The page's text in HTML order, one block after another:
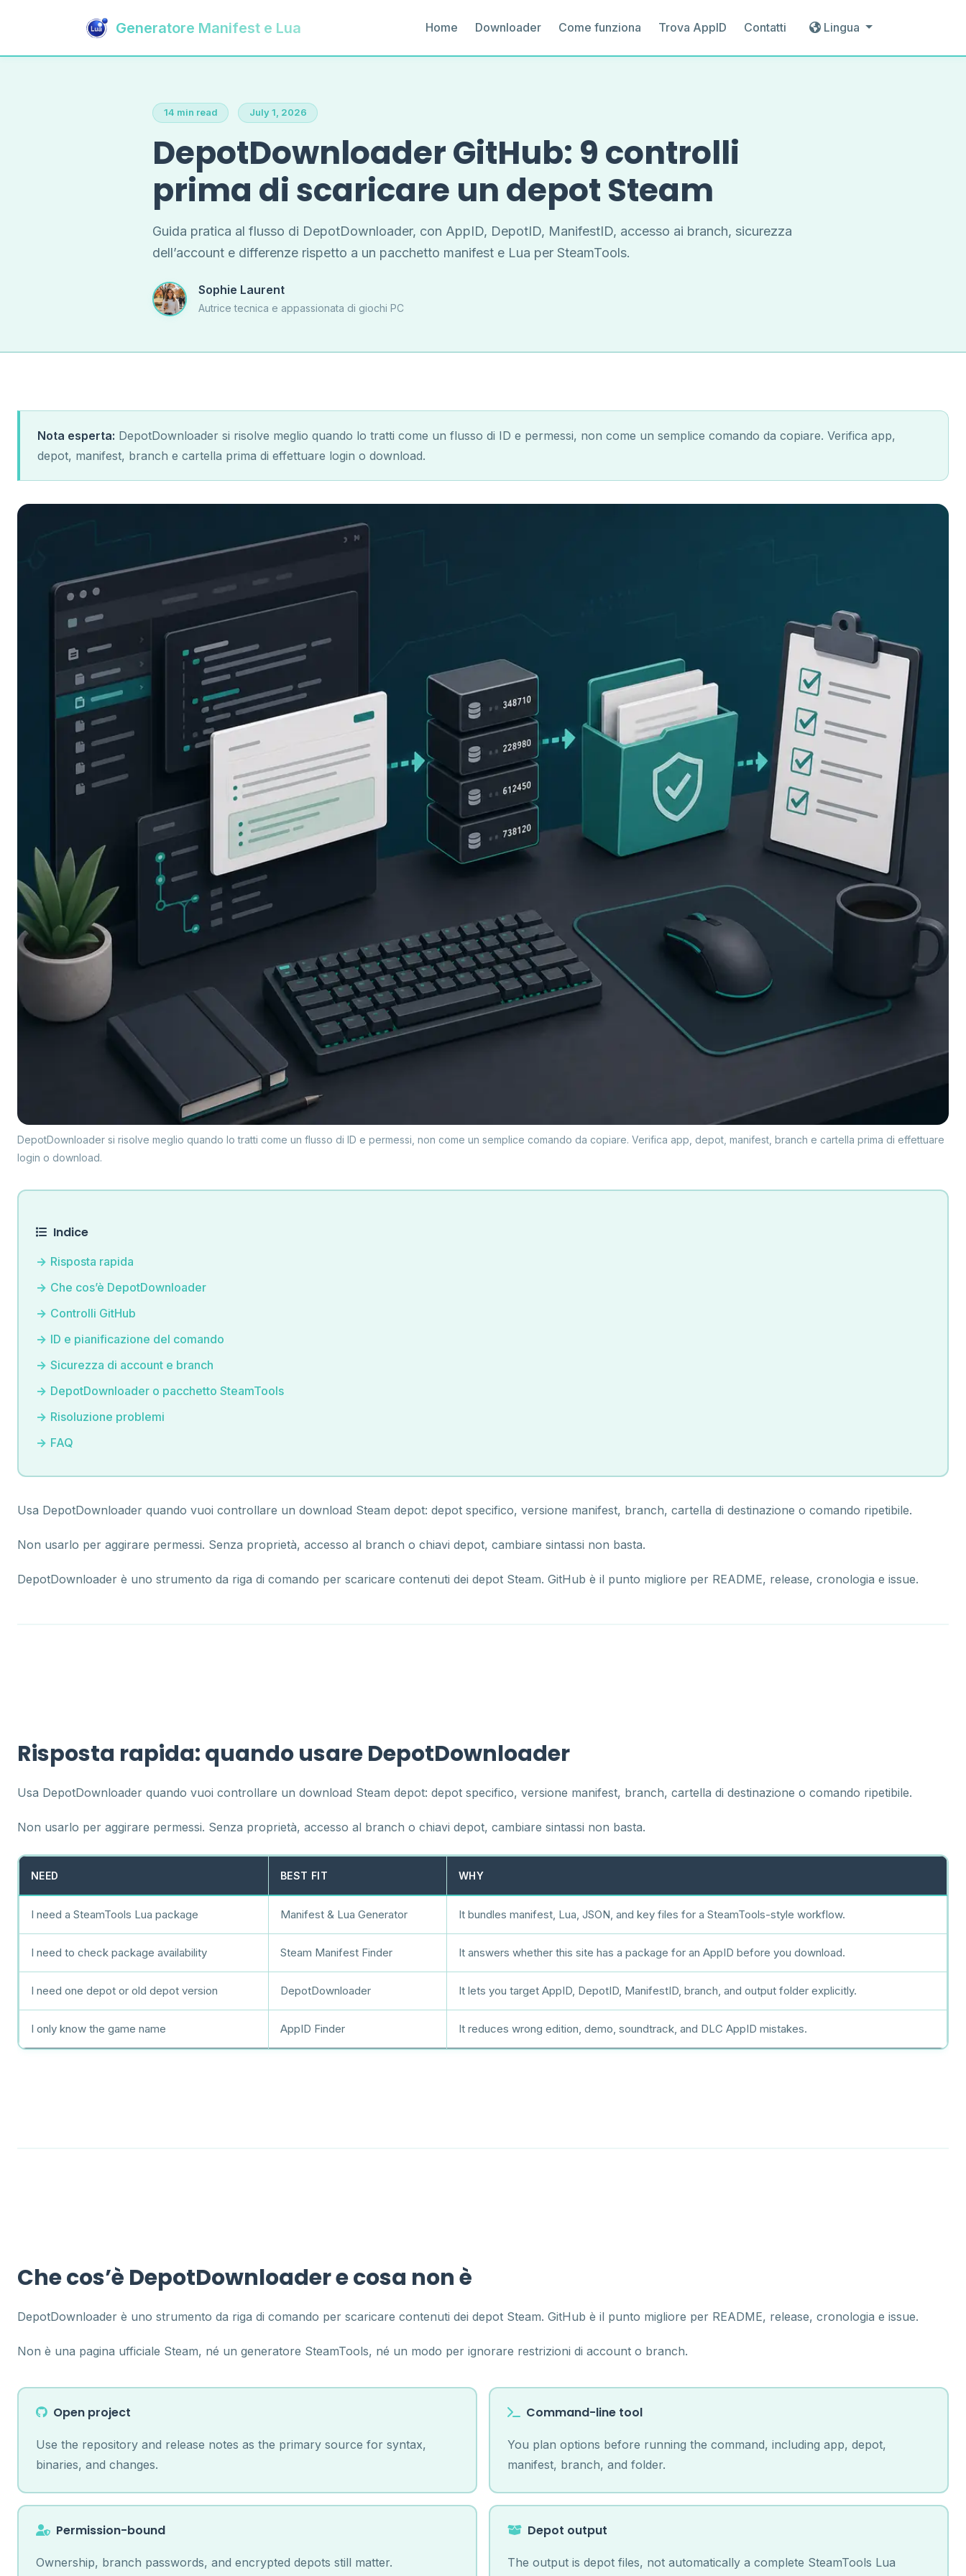
Generatore Manifest e Lua Home Downloader Come funziona Trova AppID Contatti Lingua
14 min read July 1, 2026
DepotDownloader GitHub: 9 controlli
prima di scaricare un depot Steam
Guida pratica al flusso di DepotDownloader, con AppID, DepotID, ManifestID, accesso ai branch, sicurezza
dell’account e differenze rispetto a un pacchetto manifest e Lua per SteamTools.
Sophie Laurent
Autrice tecnica e appassionata di giochi PC
Nota esperta: DepotDownloader si risolve meglio quando lo tratti come un flusso di ID e permessi, non come un semplice comando da copiare. Verifica app,
depot, manifest, branch e cartella prima di effettuare login o download.
DepotDownloader si risolve meglio quando lo tratti come un flusso di ID e permessi, non come un semplice comando da copiare. Verifica app, depot, manifest, branch e cartella prima di effettuare
login o download.
Indice
Risposta rapida
Che cos’è DepotDownloader
Controlli GitHub
ID e pianificazione del comando
Sicurezza di account e branch
DepotDownloader o pacchetto SteamTools
Risoluzione problemi
FAQ
Usa DepotDownloader quando vuoi controllare un download Steam depot: depot specifico, versione manifest, branch, cartella di destinazione o comando ripetibile.
Non usarlo per aggirare permessi. Senza proprietà, accesso al branch o chiavi depot, cambiare sintassi non basta.
DepotDownloader è uno strumento da riga di comando per scaricare contenuti dei depot Steam. GitHub è il punto migliore per README, release, cronologia e issue.
Risposta rapida: quando usare DepotDownloader
Usa DepotDownloader quando vuoi controllare un download Steam depot: depot specifico, versione manifest, branch, cartella di destinazione o comando ripetibile.
Non usarlo per aggirare permessi. Senza proprietà, accesso al branch o chiavi depot, cambiare sintassi non basta.
NEED BEST FIT WHY
I need a SteamTools Lua package Manifest & Lua Generator It bundles manifest, Lua, JSON, and key files for a SteamTools-style workflow.
I need to check package availability Steam Manifest Finder It answers whether this site has a package for an AppID before you download.
I need one depot or old depot version DepotDownloader It lets you target AppID, DepotID, ManifestID, branch, and output folder explicitly.
I only know the game name AppID Finder It reduces wrong edition, demo, soundtrack, and DLC AppID mistakes.
Che cos’è DepotDownloader e cosa non è
DepotDownloader è uno strumento da riga di comando per scaricare contenuti dei depot Steam. GitHub è il punto migliore per README, release, cronologia e issue.
Non è una pagina ufficiale Steam, né un generatore SteamTools, né un modo per ignorare restrizioni di account o branch.
Open project
Use the repository and release notes as the primary source for syntax,
binaries, and changes.
Command-line tool
You plan options before running the command, including app, depot,
manifest, branch, and folder.
Permission-bound
Ownership, branch passwords, and encrypted depots still matter.
Depot output
The output is depot files, not automatically a complete SteamTools Lua